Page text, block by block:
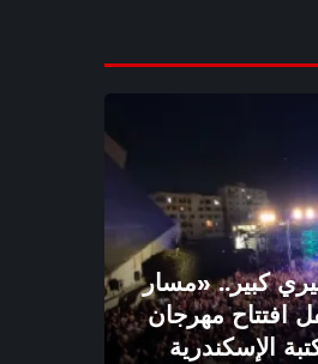
كبير.. «مسار
افتتاح مهرجان
الإسكندرية